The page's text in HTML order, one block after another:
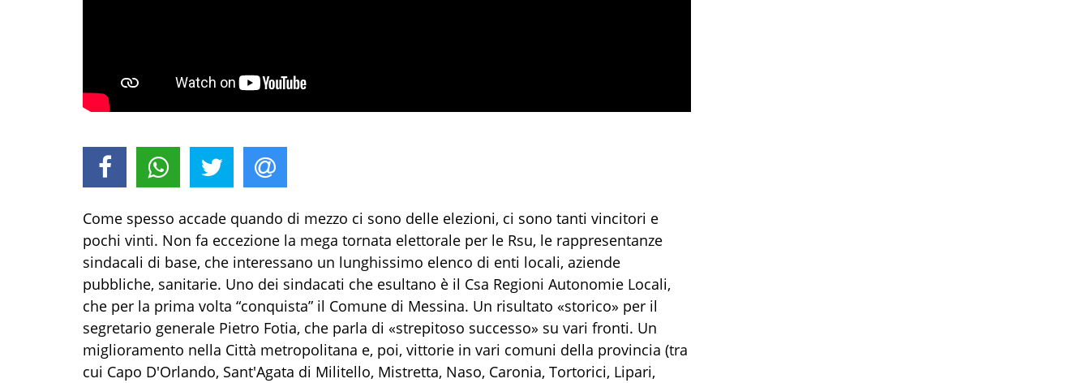
Come spesso accade quando di mezzo ci sono delle elezioni, ci sono tanti vincitori e
pochi vinti. Non fa eccezione la mega tornata elettorale per le Rsu, le rappresentanze
sindacali di base, che interessano un lunghissimo elenco di enti locali, aziende
pubbliche, sanitarie. Uno dei sindacati che esultano è il Csa Regioni Autonomie Locali,
che per la prima volta “conquista” il Comune di Messina. Un risultato «storico» per il
segretario generale Pietro Fotia, che parla di «strepitoso successo» su vari fronti. Un
miglioramento nella Città metropolitana e, poi, vittorie in vari comuni della provincia (tra
cui Capo D'Orlando, Sant'Agata di Militello, Mistretta, Naso, Caronia, Tortorici, Lipari,